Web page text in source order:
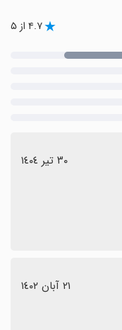
۴.۷ از ۵
٣٠ تیر ١٤٠٤
٢١ آبان ١٤٠٢